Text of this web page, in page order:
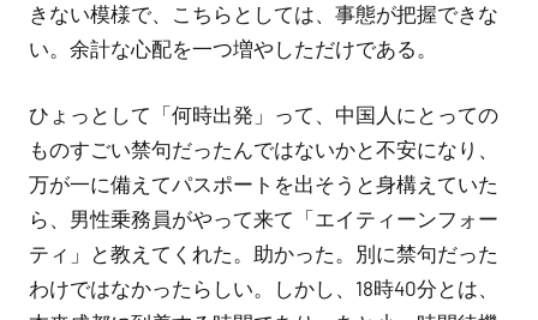
きない模様で、こちらとしては、事態が把握できな
い。余計な心配を一つ増やしただけである。
ひょっとして「何時出発」って、中国人にとっての
ものすごい禁句だったんではないかと不安になり、
万が一に備えてパスポートを出そうと身構えていた
ら、男性乗務員がやって来て「エイティーンフォー
ティ」と教えてくれた。助かった。別に禁句だった
わけではなかったらしい。しかし、18時40分とは、